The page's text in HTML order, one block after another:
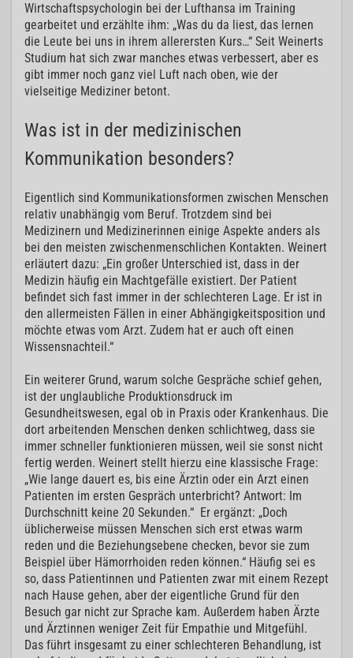
Wirtschaftspsychologin bei der Lufthansa im Training
gearbeitet und erzählte ihm: „Was du da liest, das lernen
die Leute bei uns in ihrem allerersten Kurs…“ Seit Weinerts
Studium hat sich zwar manches etwas verbessert, aber es
gibt immer noch ganz viel Luft nach oben, wie der
vielseitige Mediziner betont.
Was ist in der medizinischen
Kommunikation besonders?
Eigentlich sind Kommunikationsformen zwischen Menschen
relativ unabhängig vom Beruf. Trotzdem sind bei
Medizinern und Medizinerinnen einige Aspekte anders als
bei den meisten zwischenmenschlichen Kontakten. Weinert
erläutert dazu: „Ein großer Unterschied ist, dass in der
Medizin häufig ein Machtgefälle existiert. Der Patient
befindet sich fast immer in der schlechteren Lage. Er ist in
den allermeisten Fällen in einer Abhängigkeitsposition und
möchte etwas vom Arzt. Zudem hat er auch oft einen
Wissensnachteil.“
Ein weiterer Grund, warum solche Gespräche schief gehen,
ist der unglaubliche Produktionsdruck im
Gesundheitswesen, egal ob in Praxis oder Krankenhaus. Die
dort arbeitenden Menschen denken schlichtweg, dass sie
immer schneller funktionieren müssen, weil sie sonst nicht
fertig werden. Weinert stellt hierzu eine klassische Frage:
„Wie lange dauert es, bis eine Ärztin oder ein Arzt einen
Patienten im ersten Gespräch unterbricht? Antwort: Im
Durchschnitt keine 20 Sekunden.“ Er ergänzt: „Doch
üblicherweise müssen Menschen sich erst etwas warm
reden und die Beziehungsebene checken, bevor sie zum
Beispiel über Hämorrhoiden reden können.“ Häufig sei es
so, dass Patientinnen und Patienten zwar mit einem Rezept
nach Hause gehen, aber der eigentliche Grund für den
Besuch gar nicht zur Sprache kam. Außerdem haben Ärzte
und Ärztinnen weniger Zeit für Empathie und Mitgefühl.
Das führt insgesamt zu einer schlechteren Behandlung, ist